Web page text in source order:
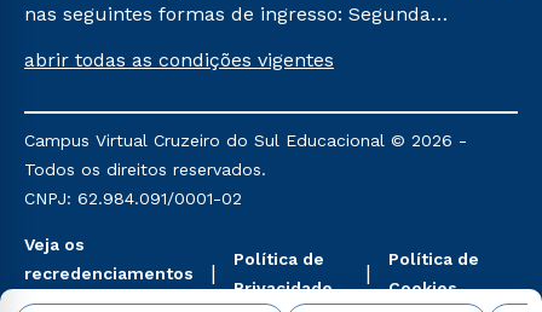
nas seguintes formas de ingresso: Segunda
Já para as demais, a taxa de matrícula será de R$
mencionadas são referentes aos cursos: Ensino
Religioso, Geografia para a Docência e Metodologia
do Ensino de História: Questões Atuais.
abrir todas as condições vigentes
Campus Virtual Cruzeiro do Sul Educacional © 2026 -
Todos os direitos reservados.
CNPJ: 62.984.091/0001-02
Veja os
recredenciamentos
aqui
Política de
Privacidade
Política de
Cookies